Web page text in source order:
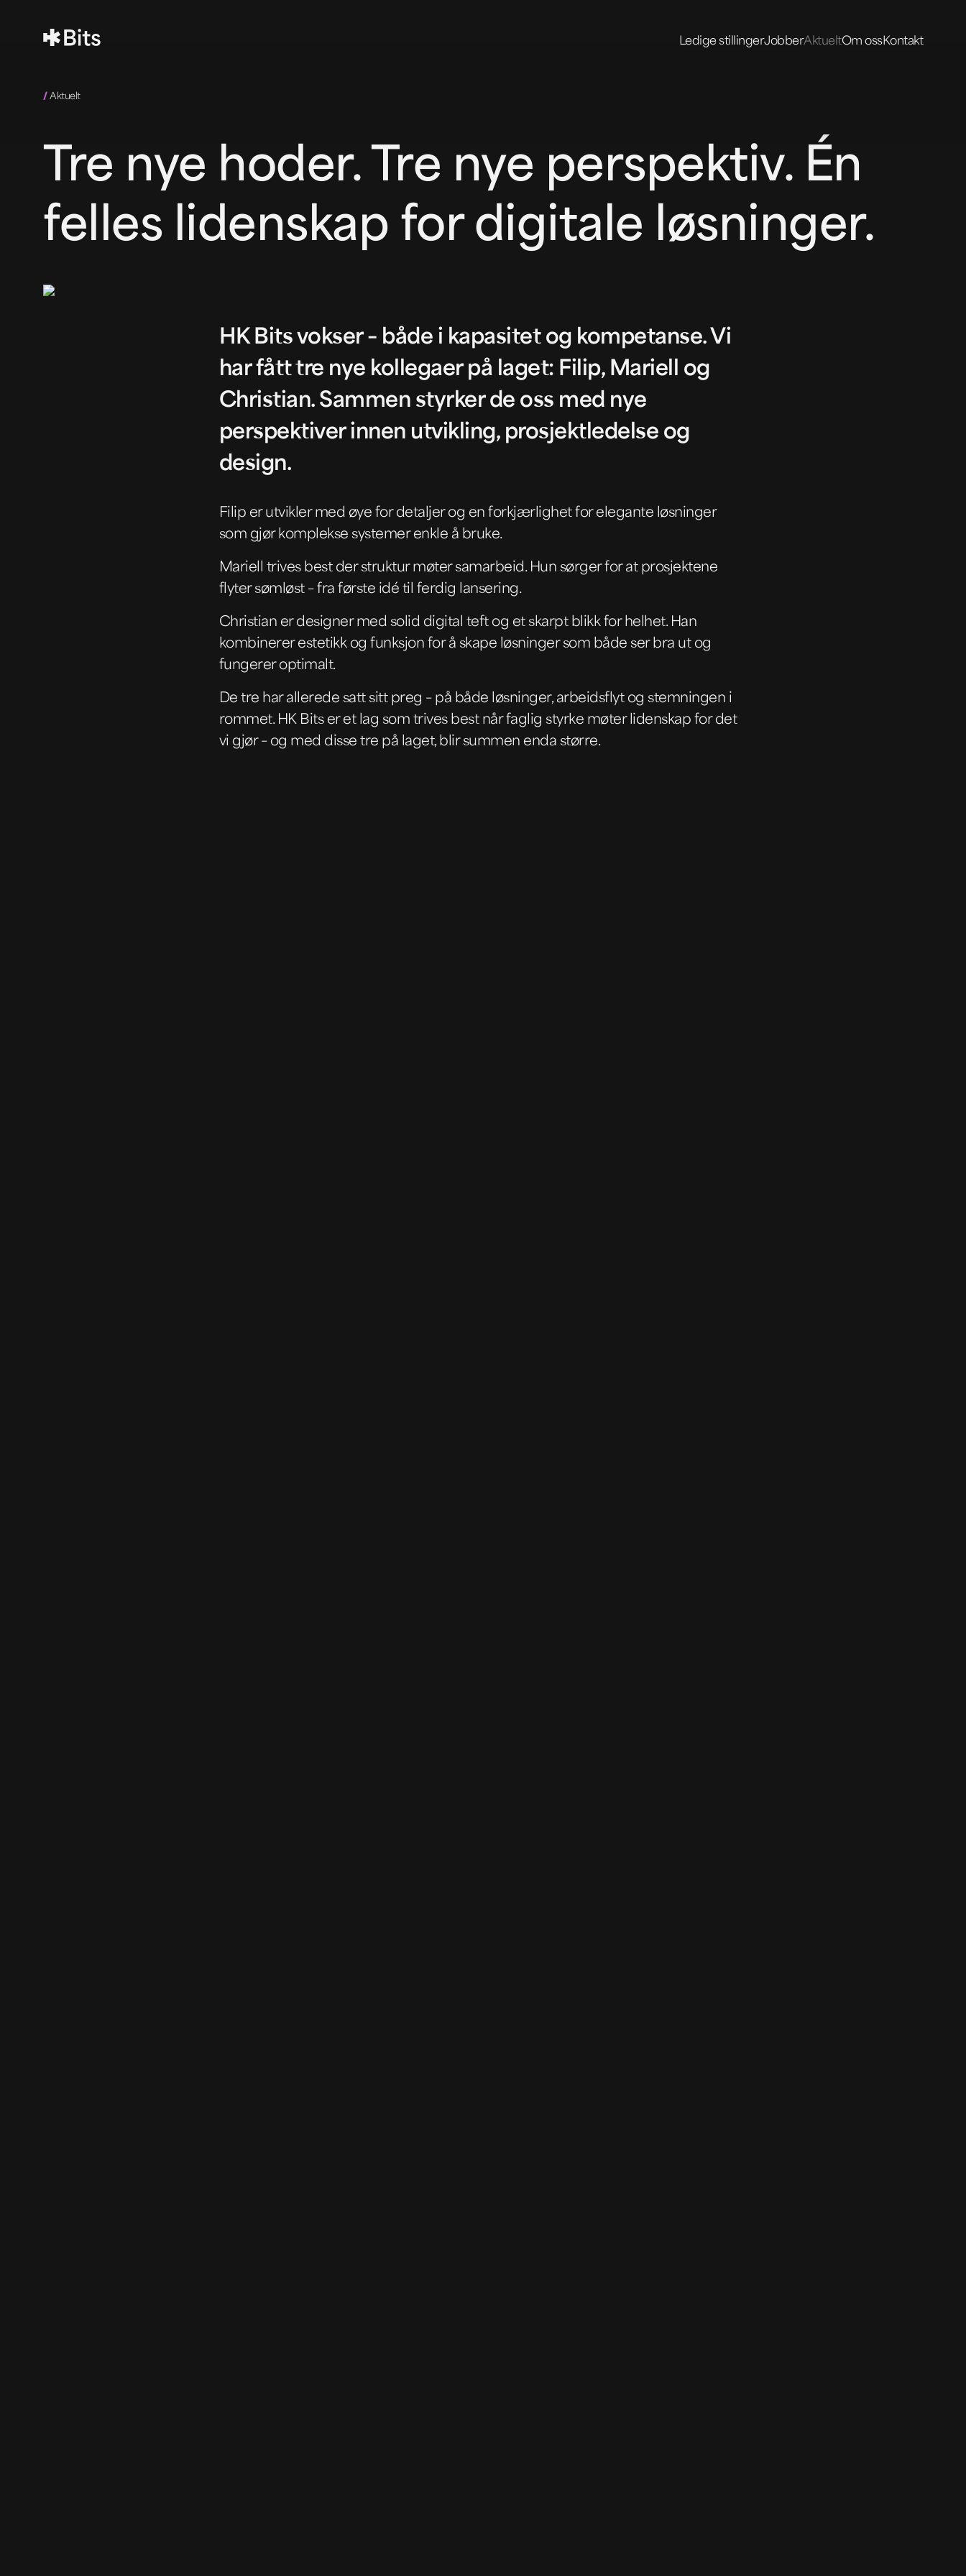
Ledige stillingerJobberAktueltOm ossKontakt
/ Aktuelt
Tre nye hoder. Tre nye perspektiv. Én
felles lidenskap for digitale løsninger.
HK Bits vokser – både i kapasitet og kompetanse. Vi
har fått tre nye kollegaer på laget: Filip, Mariell og
Christian. Sammen styrker de oss med nye
perspektiver innen utvikling, prosjektledelse og
design.
Filip er utvikler med øye for detaljer og en forkjærlighet for elegante løsninger
som gjør komplekse systemer enkle å bruke.
Mariell trives best der struktur møter samarbeid. Hun sørger for at prosjektene
flyter sømløst – fra første idé til ferdig lansering.
Christian er designer med solid digital teft og et skarpt blikk for helhet. Han
kombinerer estetikk og funksjon for å skape løsninger som både ser bra ut og
fungerer optimalt.
De tre har allerede satt sitt preg – på både løsninger, arbeidsflyt og stemningen i
rommet. HK Bits er et lag som trives best når faglig styrke møter lidenskap for det
vi gjør – og med disse tre på laget, blir summen enda større.